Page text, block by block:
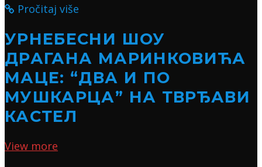
Pročitaj više
УРНЕБЕСНИ ШОУ
ДРАГАНА МАРИНКОВИЋА
МАЦЕ: “ДВА И ПО
МУШКАРЦА” НА ТВРЂАВИ
КАСТЕЛ
View more